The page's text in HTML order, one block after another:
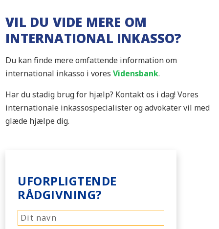
VIL DU VIDE MERE OM
INTERNATIONAL INKASSO?
Du kan finde mere omfattende information om
international inkasso i voresVidensbank.
Har du stadig brug for hjælp? Kontakt os i dag! Vores
internationale inkassospecialister og advokater vil med
glæde hjælpe dig.
UFORPLIGTENDE
RÅDGIVNING?